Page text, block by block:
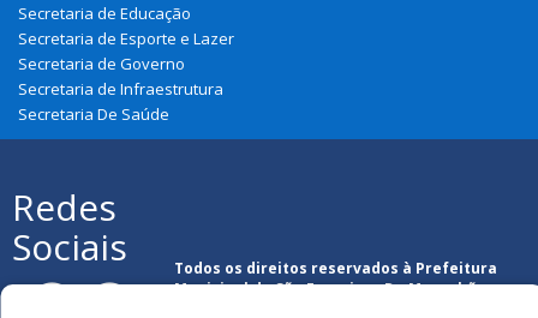
Secretaria de Educação
Secretaria de Esporte e Lazer
Secretaria de Governo
Secretaria de Infraestrutura
Secretaria De Saúde
Redes
Sociais
Todos os direitos reservados à Prefeitura
Municipal de São Francisco Do Maranhão